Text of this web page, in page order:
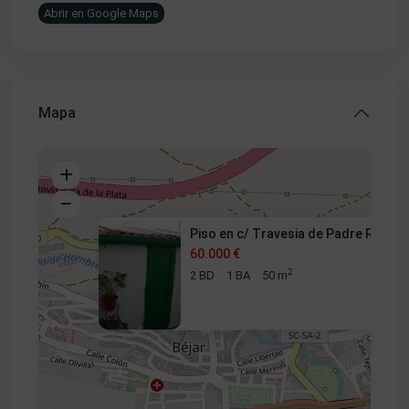
Abrir en Google Maps
Mapa
60.000 €
Piso en c/ Travesia de Padre R
60.000 €
2 BD 1 BA 50 m2